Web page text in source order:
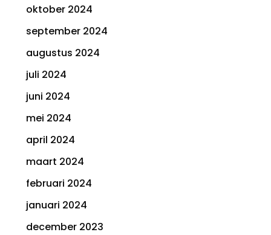
oktober 2024
september 2024
augustus 2024
juli 2024
juni 2024
mei 2024
april 2024
maart 2024
februari 2024
januari 2024
december 2023